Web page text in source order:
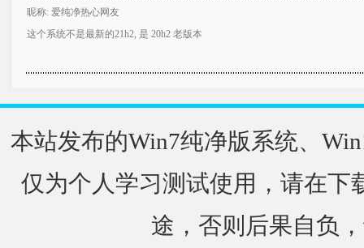
昵称: 爱纯净热心网友
这个系统不是最新的21h2, 是 20h2 老版本
本站发布的Win7纯净版系统、
仅为个人学习测试使用，请在下
途，否则后果自负